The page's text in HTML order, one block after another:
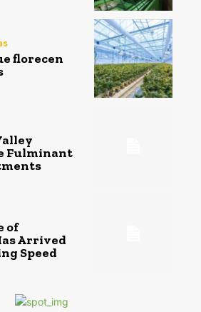
florecen
Fulminant
of
Arrived
Speed